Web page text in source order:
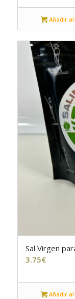
Añadir
Sal Virgen
3.75€
Añadir